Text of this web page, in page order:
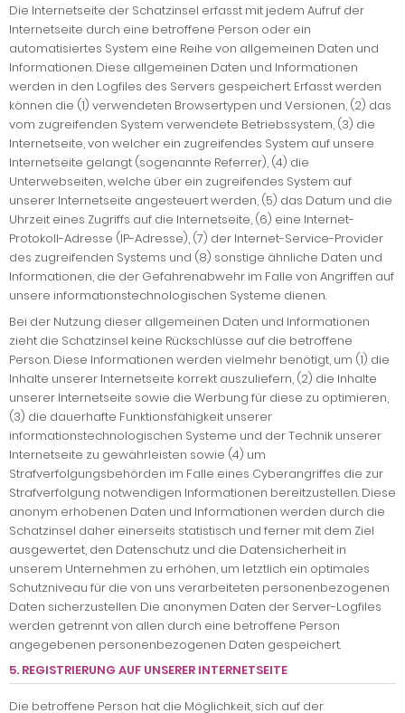
Die Internetseite der Schatzinsel erfasst mit jedem Aufruf der
Internetseite durch eine betroffene Person oder ein
automatisiertes System eine Reihe von allgemeinen Daten und
Informationen. Diese allgemeinen Daten und Informationen
werden in den Logfiles des Servers gespeichert. Erfasst werden
können die (1) verwendeten Browsertypen und Versionen, (2) das
vom zugreifenden System verwendete Betriebssystem, (3) die
Internetseite, von welcher ein zugreifendes System auf unsere
Internetseite gelangt (sogenannte Referrer), (4) die
Unterwebseiten, welche über ein zugreifendes System auf
unserer Internetseite angesteuert werden, (5) das Datum und die
Uhrzeit eines Zugriffs auf die Internetseite, (6) eine Internet-
Protokoll-Adresse (IP-Adresse), (7) der Internet-Service-Provider
des zugreifenden Systems und (8) sonstige ähnliche Daten und
Informationen, die der Gefahrenabwehr im Falle von Angriffen auf
unsere informationstechnologischen Systeme dienen.
Bei der Nutzung dieser allgemeinen Daten und Informationen
zieht die Schatzinsel keine Rückschlüsse auf die betroffene
Person. Diese Informationen werden vielmehr benötigt, um (1) die
Inhalte unserer Internetseite korrekt auszuliefern, (2) die Inhalte
unserer Internetseite sowie die Werbung für diese zu optimieren,
(3) die dauerhafte Funktionsfähigkeit unserer
informationstechnologischen Systeme und der Technik unserer
Internetseite zu gewährleisten sowie (4) um
Strafverfolgungsbehörden im Falle eines Cyberangriffes die zur
Strafverfolgung notwendigen Informationen bereitzustellen. Diese
anonym erhobenen Daten und Informationen werden durch die
Schatzinsel daher einerseits statistisch und ferner mit dem Ziel
ausgewertet, den Datenschutz und die Datensicherheit in
unserem Unternehmen zu erhöhen, um letztlich ein optimales
Schutzniveau für die von uns verarbeiteten personenbezogenen
Daten sicherzustellen. Die anonymen Daten der Server-Logfiles
werden getrennt von allen durch eine betroffene Person
angegebenen personenbezogenen Daten gespeichert.
5. REGISTRIERUNG AUF UNSERER INTERNETSEITE
Die betroffene Person hat die Möglichkeit, sich auf der